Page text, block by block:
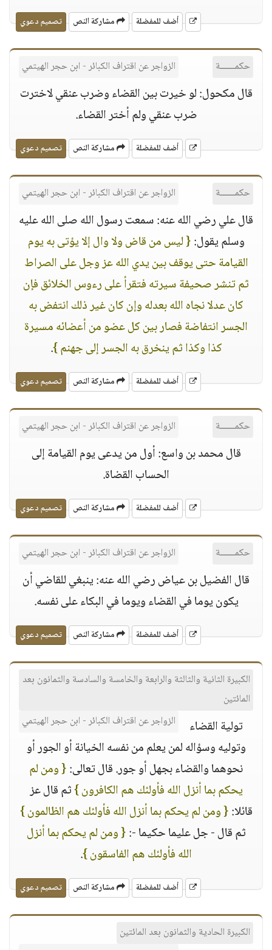
أضف للمفضلة مشاركة النص تصميم دعوي
حكمــــــة الزواجر عن اقتراف الكبائر - ابن حجر الهيتمي
قال مكحول: لو خيرت بين القضاء وضرب عنقي لاخترت
ضرب عنقي ولم أختر القضاء.
أضف للمفضلة مشاركة النص تصميم دعوي
حكمــــــة الزواجر عن اقتراف الكبائر - ابن حجر الهيتمي
قال علي رضي الله عنه: سمعت رسول الله صلى الله عليه
وسلم يقول:{ ليس من قاض ولا وال إلا يؤتى به يوم
القيامة حتى يوقف بين يدي الله عز وجل على الصراط
ثم تنشر صحيفة سيرته فتقرأ على رءوس الخلائق فإن
كان عدلا نجاه الله بعدله وإن كان غير ذلك انتفض به
الجسر انتفاضة فصار بين كل عضو من أعضائه مسيرة
كذا وكذا ثم ينخرق به الجسر إلى جهنم }.
أضف للمفضلة مشاركة النص تصميم دعوي
حكمــــــة الزواجر عن اقتراف الكبائر - ابن حجر الهيتمي
قال محمد بن واسع: أول من يدعى يوم القيامة إلى
الحساب القضاة.
أضف للمفضلة مشاركة النص تصميم دعوي
حكمــــــة الزواجر عن اقتراف الكبائر - ابن حجر الهيتمي
قال الفضيل بن عياض رضي الله عنه: ينبغي للقاضي أن
يكون يوما في القضاء ويوما في البكاء على نفسه.
أضف للمفضلة مشاركة النص تصميم دعوي
الكبيرة الثانية والثالثة والرابعة والخامسة والسادسة والثمانون بعد
المائتين
الزواجر عن اقتراف الكبائر - ابن حجر الهيتمي
تولية القضاء
وتوليه وسؤاله لمن يعلم من نفسه الخيانة أو الجور أو
نحوهما والقضاء بجهل أو جور. قال تعالى:{ ومن لم
يحكم بما أنزل الله فأولئك هم الكافرون }ثم قال عز
قائلا:{ ومن لم يحكم بما أنزل الله فأولئك هم الظالمون }
ثم قال - جل عليما حكيما -:{ ومن لم يحكم بما أنزل
الله فأولئك هم الفاسقون }.
أضف للمفضلة مشاركة النص تصميم دعوي
الكبيرة الحادية والثمانون بعد المائتين